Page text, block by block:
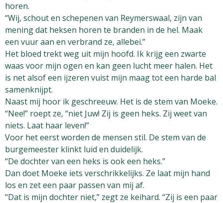
horen.
“Wij, schout en schepenen van Reymerswaal, zijn van
mening dat heksen horen te branden in de hel. Maak
een vuur aan en verbrand ze, allebei.”
Het bloed trekt weg uit mijn hoofd. Ik krijg een zwarte
waas voor mijn ogen en kan geen lucht meer halen. Het
is net alsof een ijzeren vuist mijn maag tot een harde bal
samenknijpt.
Naast mij hoor ik geschreeuw. Het is de stem van Moeke.
“Nee!” roept ze, “niet Juw! Zij is geen heks. Zij weet van
niets. Laat haar leven!”
Voor het eerst worden de mensen stil. De stem van de
burgemeester klinkt luid en duidelijk.
“De dochter van een heks is ook een heks.”
Dan doet Moeke iets verschrikkelijks. Ze laat mijn hand
los en zet een paar passen van mij af.
“Dat is mijn dochter niet,” zegt ze keihard. “Zij is een paar